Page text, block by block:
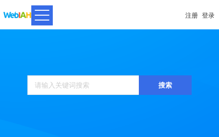
注册 登录
搜索